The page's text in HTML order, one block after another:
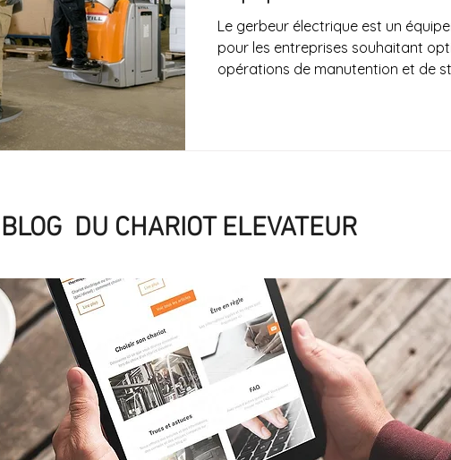
Le gerbeur électrique est un équipement indispensable
pour les entreprises souhaitant
opérations de manutention et de
BLOG DU CHARIOT ELEVATEUR